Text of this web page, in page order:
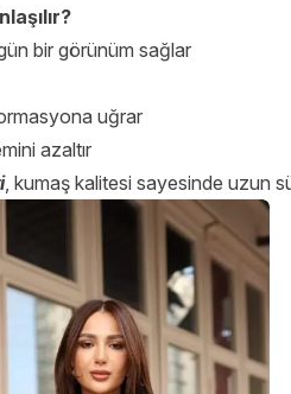
bir görünüm sağlar
uğrar
azaltır
, kumaş kalitesi sayesinde uzun